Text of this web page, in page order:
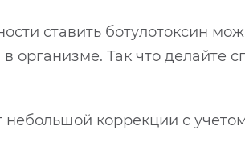
ставить ботулотоксин
организме. Так что делайте
коррекции с